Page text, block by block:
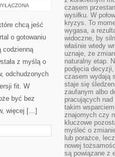
chcą jeść
o gotowaniu
codzienną
z myślą o
odchudzonych
fit. W
być bez
więcej […]
czasem
wysiłku. W
kryzys. To
wygasa, a
widoczne, by
właśnie wtedy
uznaje, że
naturalny etap.
podjęcia
czasem wydają
staje się
zaufanym albo
pracujących
takim
znajomych czy
kluczowe
myśleć o
lub porażce,
nowej
są powiązane z